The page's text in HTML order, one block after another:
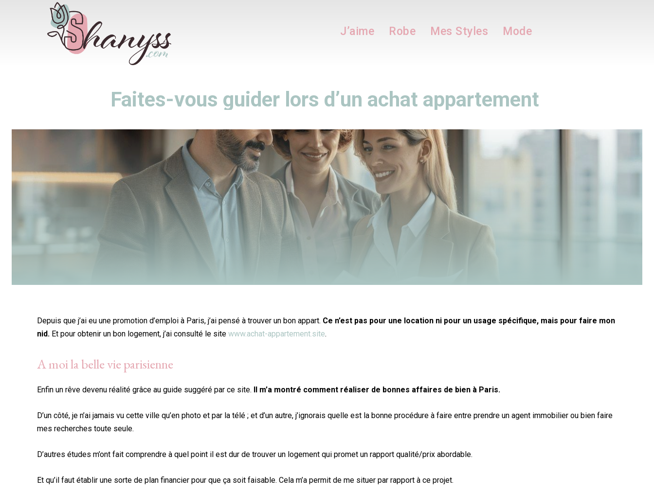
J’aime Robe Mes Styles Mode
Faites-vous guider lors d’un achat appartement
Depuis que j’ai eu une promotion d’emploi à Paris, j’ai pensé à trouver un bon appart. Ce n’est pas pour une location ni pour un usage spécifique, mais pour faire mon
nid. Et pour obtenir un bon logement, j’ai consulté le site www.achat-appartement.site.
A moi la belle vie parisienne
Enfin un rêve devenu réalité grâce au guide suggéré par ce site. Il m’a montré comment réaliser de bonnes affaires de bien à Paris.
D’un côté, je n’ai jamais vu cette ville qu’en photo et par la télé ; et d’un autre, j’ignorais quelle est la bonne procédure à faire entre prendre un agent immobilier ou bien faire
mes recherches toute seule.
D’autres études m’ont fait comprendre à quel point il est dur de trouver un logement qui promet un rapport qualité/prix abordable.
Et qu’il faut établir une sorte de plan financier pour que ça soit faisable. Cela m’a permit de me situer par rapport à ce projet.